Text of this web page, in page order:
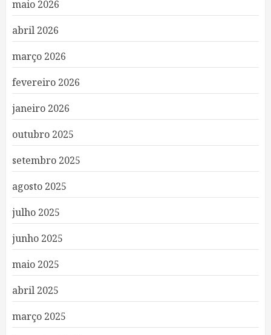
maio 2026
abril 2026
março 2026
fevereiro 2026
janeiro 2026
outubro 2025
setembro 2025
agosto 2025
julho 2025
junho 2025
maio 2025
abril 2025
março 2025